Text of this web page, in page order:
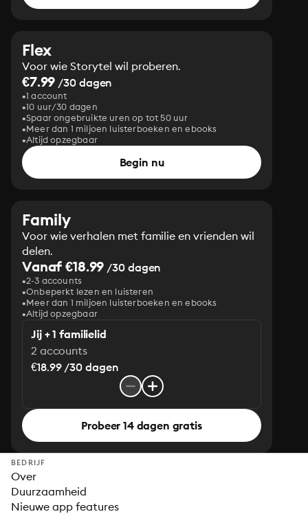
Flex
Voor wie Storytel wil proberen.
€7.99 /30 dagen
1 account
10 uur/30 dagen
Spaar ongebruikte uren op tot 50 uur
Meer dan 1 miljoen luisterboeken en ebooks
Altijd opzegbaar
Begin nu
Family
Voor wie verhalen met familie en vrienden wil
delen.
Vanaf €18.99 /30 dagen
2-3 accounts
Onbeperkt lezen en luisteren
Meer dan 1 miljoen luisterboeken en ebooks
Altijd opzegbaar
Jij + 1 familielid
2 accounts
€18.99 /30 dagen
Probeer 14 dagen gratis
BEDRIJF
Over
Duurzaamheid
Nieuwe app features